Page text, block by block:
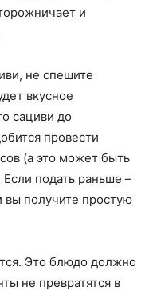
и
не спешите
вкусное
сациви до
провести
(а это может быть
Если подать раньше –
вы получите простую
Это блюдо должно
не превратятся в